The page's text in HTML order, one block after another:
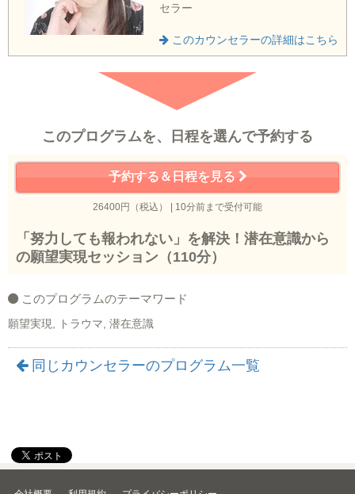
セラー
このカウンセラーの詳細はこちら
このプログラムを、日程を選んで予約する
予約する＆日程を見る
26400円（税込） | 10分前まで受付可能
「努力しても報われない」を解決！潜在意識から
の願望実現セッション（110分）
このプログラムのテーマワード
願望実現, トラウマ, 潜在意識
同じカウンセラーのプログラム一覧